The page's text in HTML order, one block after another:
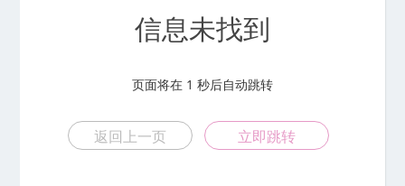
信息未找到
页面将在 1 秒后自动跳转
返回上一页 立即跳转